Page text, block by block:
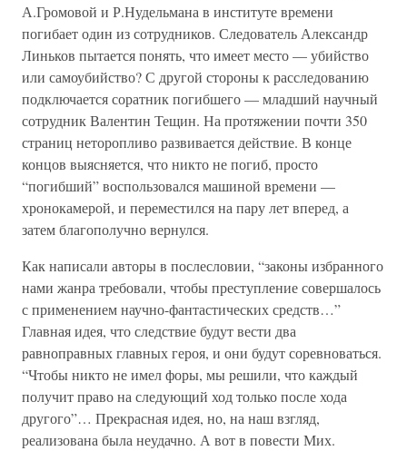
А.Громовой и Р.Нудельмана в институте времени
погибает один из сотрудников. Следователь Александр
Линьков пытается понять, что имеет место — убийство
или самоубийство? С другой стороны к расследованию
подключается соратник погибшего — младший научный
сотрудник Валентин Тещин. На протяжении почти 350
страниц неторопливо развивается действие. В конце
концов выясняется, что никто не погиб, просто
“погибший” воспользовался машиной времени —
хронокамерой, и переместился на пару лет вперед, а
затем благополучно вернулся.
Как написали авторы в послесловии, “законы избранного
нами жанра требовали, чтобы преступление совершалось
с применением научно-фантастических средств…”
Главная идея, что следствие будут вести два
равноправных главных героя, и они будут соревноваться.
“Чтобы никто не имел форы, мы решили, что каждый
получит право на следующий ход только после хода
другого”… Прекрасная идея, но, на наш взгляд,
реализована была неудачно. А вот в повести Мих.